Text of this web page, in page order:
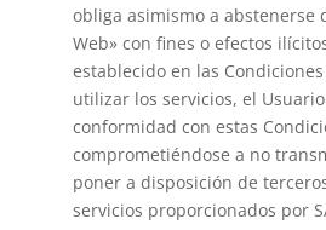
obliga asimismo a abstenerse
Web» con fines o efectos
establecido en las
utilizar los servicios, el
conformidad con estas
comprometiéndose a no
poner a disposición de
servicios proporcionados por